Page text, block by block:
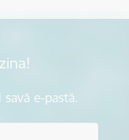
e-pastā.